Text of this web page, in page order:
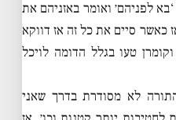
לפניהם׳ ואומר באזניהם את
כאשר סיים את כל זה אז דווקא
טעו בגלל הדומה לויכל
לא מסודרת בדרך שאני